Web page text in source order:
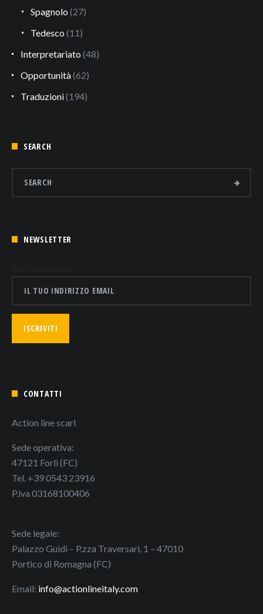
Spagnolo (27)
Tedesco (11)
Interpretariato (48)
Opportunità(62)
Traduzioni(194)
SEARCH
NEWSLETTER
CONTATTI
Action line scarl
Sede operativa:
47121 Forlì (FC)
Tel. +39 0543 23916
P.iva 03168100406
Sede legale:
Palazzo Guidi – P.zza Traversari, 1 – 47010
Portico di Romagna (FC)
Email: info@actionlineitaly.com